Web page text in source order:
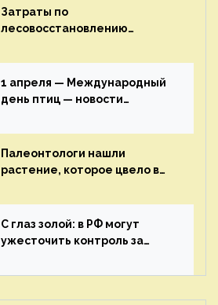
экологии на ECOportal
Затраты по
лесовосстановлению
строительства — новости
экологии на ECOportal
1 апреля — Международный
день птиц — новости
Палеонтологи нашли
растение, которое цвело в
экологии на ECOportal
С глаз золой: в РФ могут
ужесточить контроль за
— новости экологии на